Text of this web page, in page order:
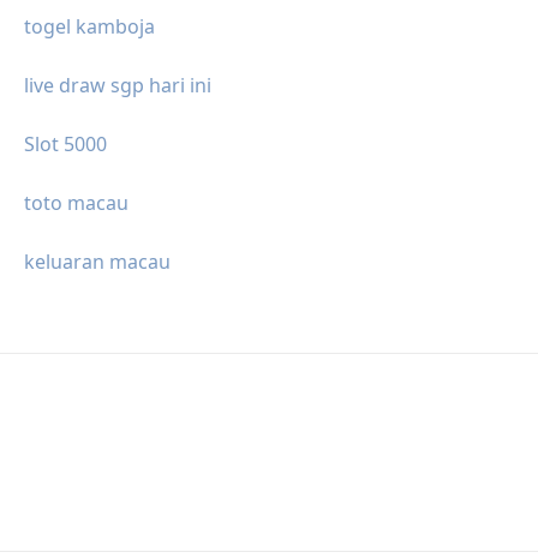
togel kamboja
live draw sgp hari ini
Slot 5000
toto macau
keluaran macau